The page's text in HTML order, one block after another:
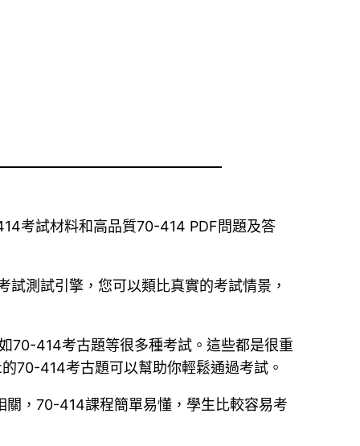
考試材料和高品質70-414 PDF問題及答
測試引擎，您可以類比真實的考試情景，
70-414考古題等很多種考試。這些都是很重
70-414考古題可以幫助你輕鬆通過考試。
，70-414課程簡單易懂，學生比較容易考